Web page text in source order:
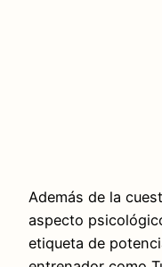
Además de la
aspecto
etiqueta de